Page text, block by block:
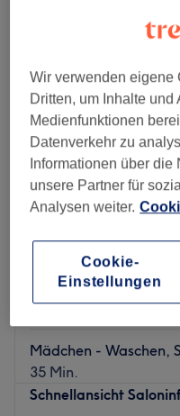
Soft Hair -
4,7
2859
Harburg, Hamburg
Kinder - Haarschnitt
Kinder - Waschen &
Mädchen - Waschen,
35 Min.
Schnellansicht
Wir verwenden eigene
Dritten, um Inhalte
Medienfunktionen
Datenverkehr zu
Informationen über die
unsere Partner für
Analysen weiter.
Cookie-
Einstellungen